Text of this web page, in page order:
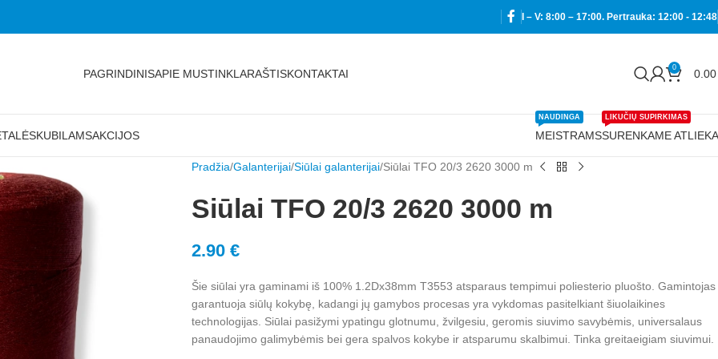
I – V: 8:00 – 17:00. Pertrauka: 12:00 - 12:48
PAGRINDINISAPIE MUSTINKLARAŠTISKONTAKTAI 0
KUBILAMSAKCIJOS MEISTRAMS
NAUDINGA
SURENKAME
LIKUČIŲ SUPIRKIMAS
Pradžia Galanterijai Siūlai galanterijai Siūlai TFO 20/3 2620 3000 m
Siūlai TFO 20/3 2620 3000 m
2.90 €
Šie siūlai yra gaminami iš 100% 1.2Dx38mm T3553 atsparaus tempimui poliesterio pluošto. Gamintojas
garantuoja siūlų kokybę, kadangi jų gamybos procesas yra vykdomas pasitelkiant šiuolaikines
technologijas. Siūlai pasižymi ypatingu glotnumu, žvilgesiu, geromis siuvimo savybėmis, universalaus
panaudojimo galimybėmis bei gera spalvos kokybe ir atsparumu skalbimui. Tinka greitaeigiam siuvimui.